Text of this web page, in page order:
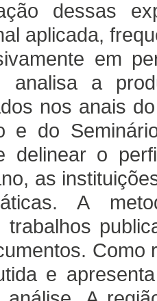
dessas
aplicada,
em
analisa a
nos anais
e do
delinear o
as
A
trabalhos
Como
e